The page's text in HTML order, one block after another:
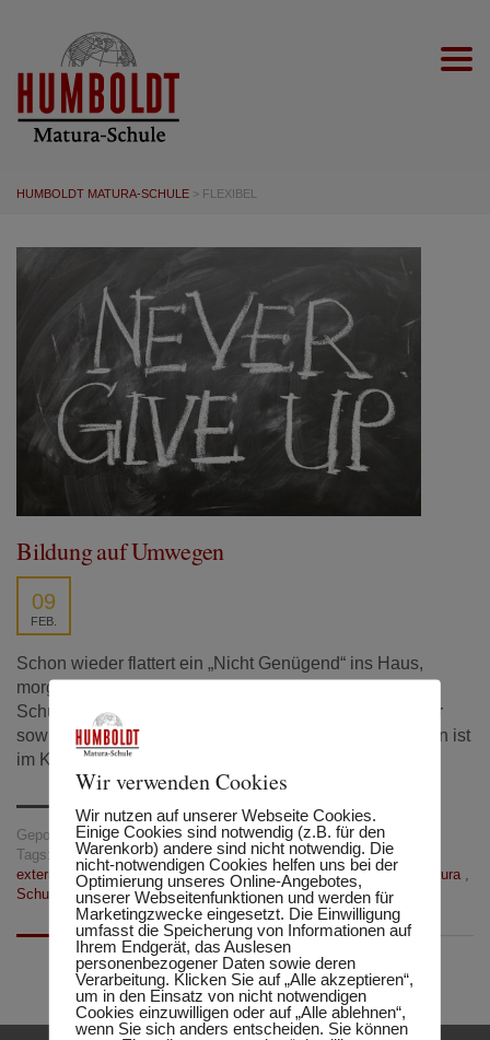
HUMBOLDT MATURA-SCHULE > FLEXIBEL
Bildung auf Umwegen
09
FEB.
Schon wieder flattert ein „Nicht Genügend“ ins Haus,
morgen ist ein Test und nächste Woche stehen zwei
Schularbeiten an. Wie es aussieht, muss das Schuljahr
sowieso noch einmal wiederholt werden. Die Motivation ist
im Keller.
Gepostet in: Tipps und Tricks
Tags:
Abschlussprüfung, externisten , externistenprüfung,
externistenwesen, flexibel, höherer schulabschluss, Lernen Matura ,
Schulabschluss, zulassung, zulassungsprüfung
Wir verwenden Cookies
Wir nutzen auf unserer Webseite Cookies.
Einige Cookies sind notwendig (z.B. für den
Warenkorb) andere sind nicht notwendig. Die
nicht-notwendigen Cookies helfen uns bei der
Optimierung unseres Online-Angebotes,
unserer Webseitenfunktionen und werden für
Marketingzwecke eingesetzt. Die Einwilligung
umfasst die Speicherung von Informationen auf
Ihrem Endgerät, das Auslesen
personenbezogener Daten sowie deren
Verarbeitung. Klicken Sie auf „Alle akzeptieren“,
um in den Einsatz von nicht notwendigen
Cookies einzuwilligen oder auf „Alle ablehnen“,
wenn Sie sich anders entscheiden. Sie können